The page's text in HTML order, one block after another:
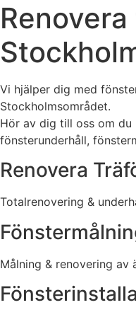
Vi hjälper dig med
Stockholmsområdet.
Hör av dig till oss om du
fönsterunderhåll,
Renovera
Totalrenovering &
Målning & renovering av